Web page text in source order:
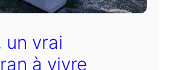
un vrai
à vivre